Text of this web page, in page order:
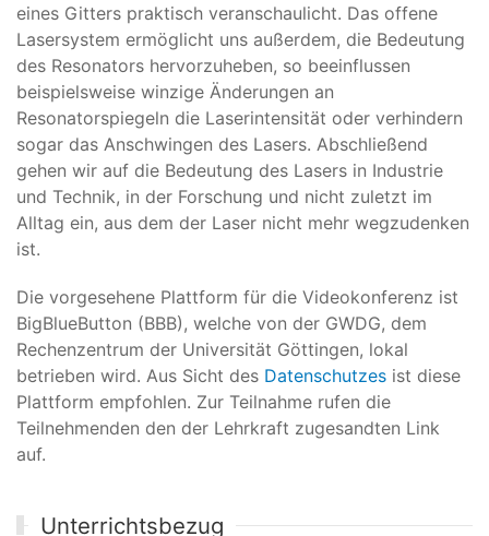
eines Gitters praktisch veranschaulicht. Das offene
Lasersystem ermöglicht uns außerdem, die Bedeutung
des Resonators hervorzuheben, so beeinflussen
beispielsweise winzige Änderungen an
Resonatorspiegeln die Laserintensität oder verhindern
sogar das Anschwingen des Lasers. Abschließend
gehen wir auf die Bedeutung des Lasers in Industrie
und Technik, in der Forschung und nicht zuletzt im
Alltag ein, aus dem der Laser nicht mehr wegzudenken
ist.
Die vorgesehene Plattform für die Videokonferenz ist
BigBlueButton (BBB), welche von der GWDG, dem
Rechenzentrum der Universität Göttingen, lokal
betrieben wird. Aus Sicht des Datenschutzes ist diese
Plattform empfohlen. Zur Teilnahme rufen die
Teilnehmenden den der Lehrkraft zugesandten Link
auf.
Unterrichtsbezug